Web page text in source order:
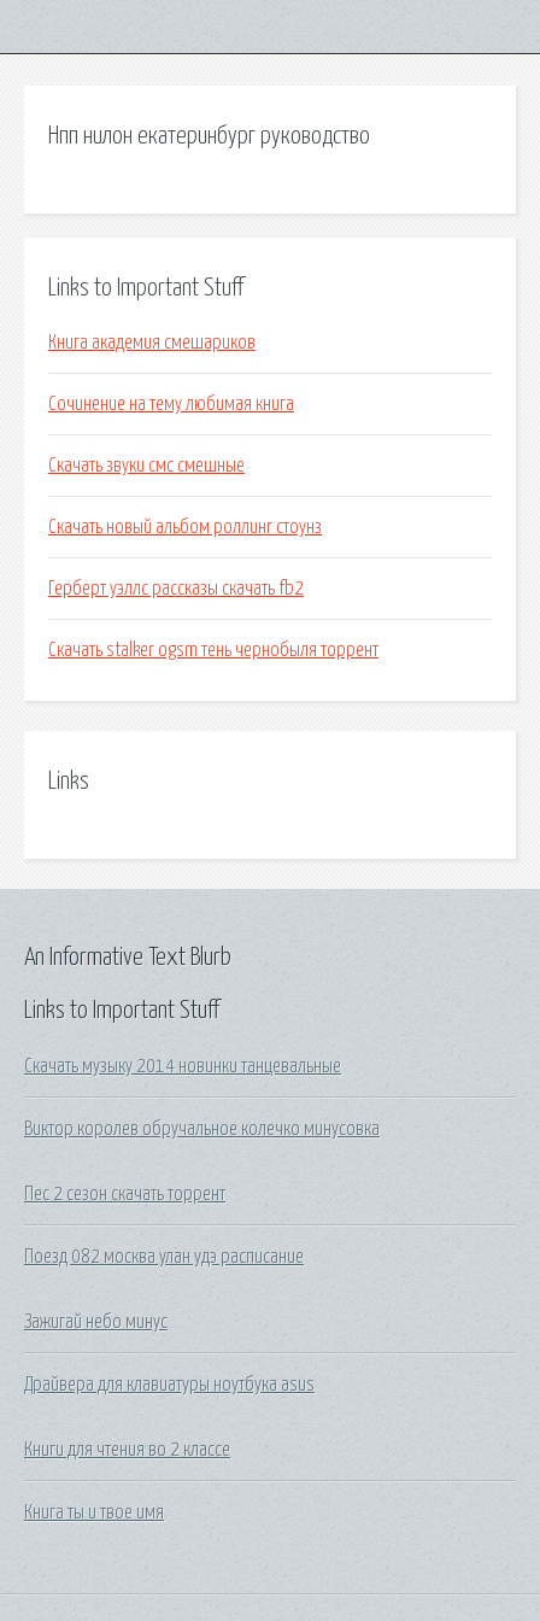
Нпп нилон екатеринбург руководство
Links to Important Stuff
Книга академия смешариков
Сочинение на тему любимая книга
Скачать звуки смс смешные
Скачать новый альбом роллинг стоунз
Герберт уэллс рассказы скачать fb2
Скачать stalker ogsm тень чернобыля торрент
Links
Links to Important Stuff
Скачать музыку 2014 новинки танцевальные
Виктор королев обручальное колечко минусовка
Пес 2 сезон скачать торрент
Поезд 082 москва улан удэ расписание
Зажигай небо минус
Драйвера для клавиатуры ноутбука asus
Книги для чтения во 2 классе
Книга ты и твое имя
An Informative Text Blurb